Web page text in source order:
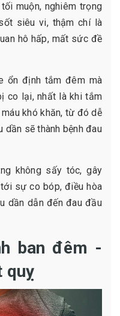
muộn, nghiêm trọng
siêu vi, thậm chí là
hô hấp, mất sức đề
ổn định tắm đêm mà
co lại, nhất là khi tắm
khó khăn, từ đó dễ
dần sẽ thành bệnh đau
không sấy tóc, gây
sự co bóp, điều hòa
dần dẫn đến đau đầu
ban đêm -
quỵ